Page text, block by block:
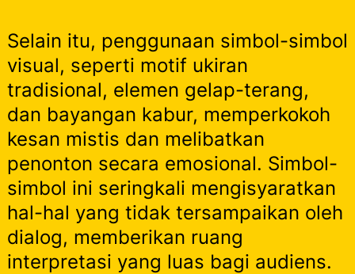
Selain itu, penggunaan simbol-simbol
visual, seperti motif ukiran
tradisional, elemen gelap-terang,
dan bayangan kabur, memperkokoh
kesan mistis dan melibatkan
penonton secara emosional. Simbol-
simbol ini seringkali mengisyaratkan
hal-hal yang tidak tersampaikan oleh
dialog, memberikan ruang
interpretasi yang luas bagi audiens.